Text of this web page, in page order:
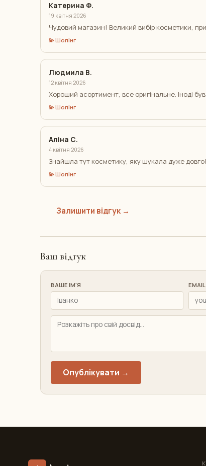
Катерина Ф.
19 квітня 2026
Чудовий магазин! Великий вибір косметики,
💫 Шопінг
Людмила В.
12 квітня 2026
Хороший асортимент, все оригінальне. Іноді
💫 Шопінг
Аліна С.
4 квітня 2026
Знайшла тут косметику, яку шукала дуже
💫 Шопінг
Залишити відгук →
Ваш відгук
ВАШЕ ІМ'Я EMAIL
Опублікувати →